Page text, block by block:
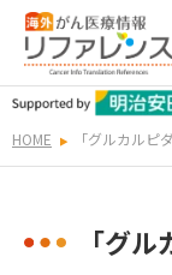
HOME 「グルカルピ
「グ